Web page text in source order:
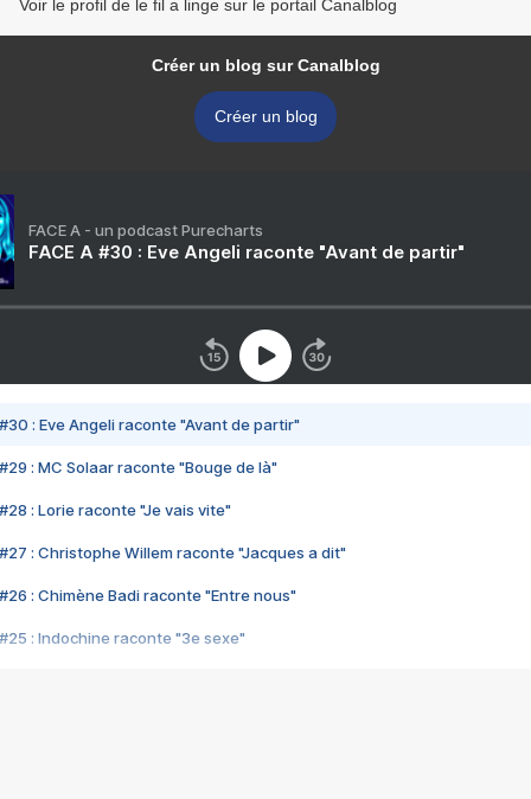
Voir le profil de le fil a linge sur le portail Canalblog
Créer un blog sur Canalblog
Créer un blog
FACE A - un podcast Purecharts
FACE A #30 : Eve Angeli raconte "Avant de partir"
#30 : Eve Angeli raconte "Avant de partir"
#29 : MC Solaar raconte "Bouge de là"
#28 : Lorie raconte "Je vais vite"
#27 : Christophe Willem raconte "Jacques a dit"
#26 : Chimène Badi raconte "Entre nous"
#25 : Indochine raconte "3e sexe"